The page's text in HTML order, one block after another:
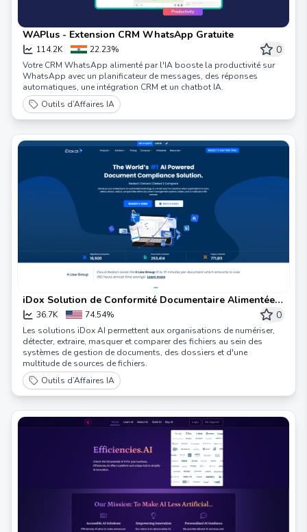
WAPlus - Extension CRM WhatsApp Gratuite
114.2K 22.23% 0
Votre CRM WhatsApp alimenté par l'IA booste la productivité sur
WhatsApp avec un planificateur de messages, des réponses
automatiques, une intégration CRM et un chatbot IA.
Outils d’Affaires IA
iDox Solution de Conformité Documentaire Alimentée
par l'IA
36.7K 74.54% 0
Les solutions iDox AI permettent aux organisations de numériser,
détecter, extraire, masquer et comparer des fichiers au sein des
systèmes de gestion de documents, des dossiers et d'une
multitude de sources de fichiers.
Outils d’Affaires IA